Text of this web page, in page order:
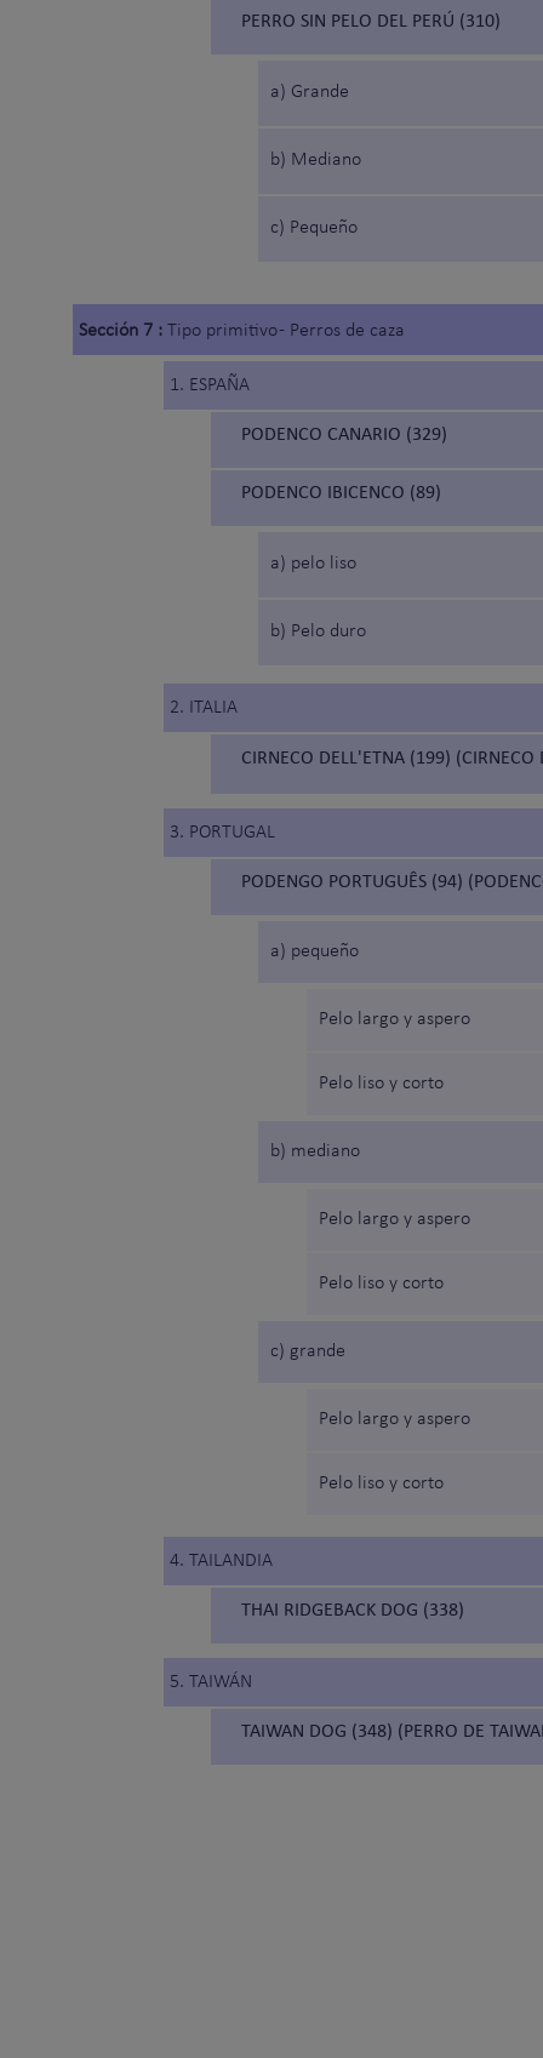
PERRO SIN PELO DEL PERÚ (310)
a) Grande
b) Mediano
c) Pequeño
Sección 7 : Tipo primitivo - Perros de caza
1. ESPAÑA
PODENCO CANARIO (329)
PODENCO IBICENCO (89)
a) pelo liso
b) Pelo duro
2. ITALIA
CIRNECO DELL'ETNA (199) (CIRNECO
3. PORTUGAL
PODENGO PORTUGUÊS (94)
a) pequeño
Pelo largo y aspero
Pelo liso y corto
b) mediano
Pelo largo y aspero
Pelo liso y corto
c) grande
Pelo largo y aspero
Pelo liso y corto
4. TAILANDIA
THAI RIDGEBACK DOG (338)
5. TAIWÁN
TAIWAN DOG (348) (PERRO DE